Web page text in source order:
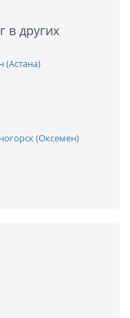
в других
(Астана)
(Оксемен)